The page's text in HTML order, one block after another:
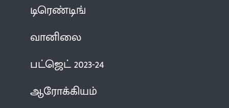
டிரெண்டிங்
வானிலை
பட்ஜெட் 2023-24
ஆரோக்கியம்